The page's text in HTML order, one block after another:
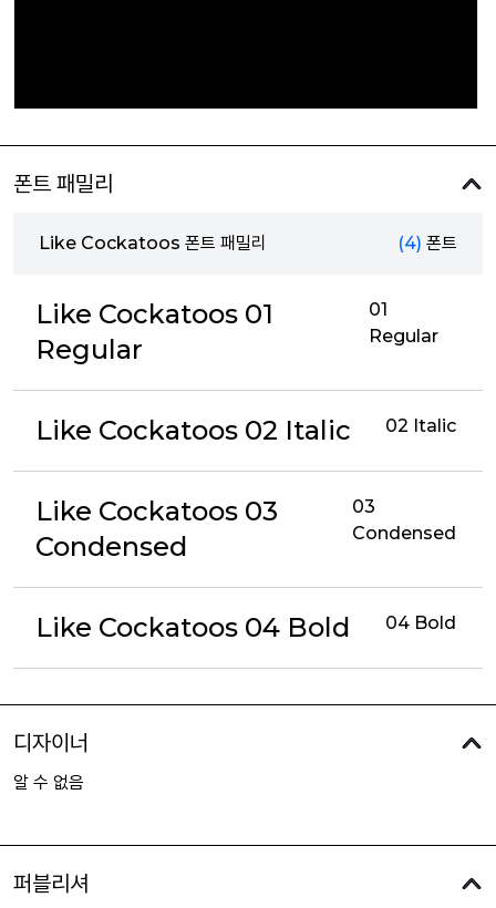
폰트 패밀리
Like Cockatoos 폰트 패밀리 (4) 폰트
Like Cockatoos 01
Regular
01
Regular
Like Cockatoos 02 Italic 02 Italic
Like Cockatoos 03
Condensed
03
Condensed
Like Cockatoos 04 Bold 04 Bold
디자이너
알 수 없음
퍼블리셔